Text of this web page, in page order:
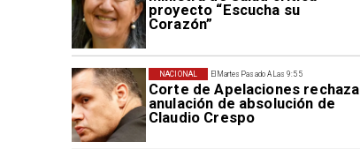
proyecto “Escucha su
Corazón”
El Martes Pasado A Las 9:55
Corte de Apelaciones rechaza
anulación de absolución de
Claudio Crespo
NACIONAL